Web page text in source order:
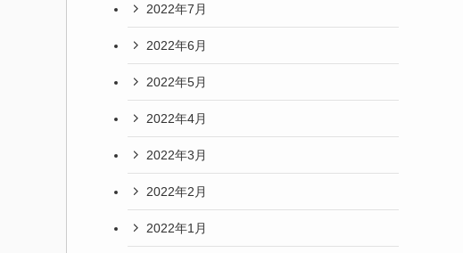
2022年7月
2022年6月
2022年5月
2022年4月
2022年3月
2022年2月
2022年1月